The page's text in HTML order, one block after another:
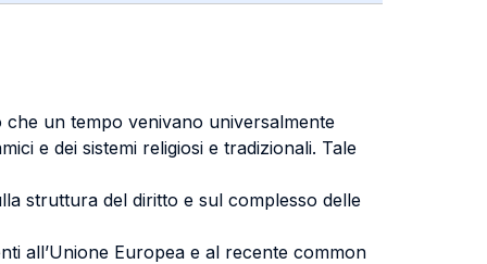
un tempo venivano universalmente
e dei sistemi religiosi e tradizionali. Tale
struttura del diritto e sul complesso delle
all’Unione Europea e al recente common